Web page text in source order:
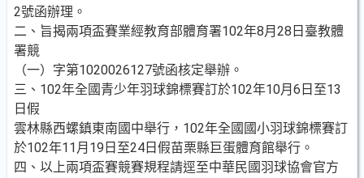
2號函辦理。
二、旨揭兩項盃賽業經教育部體育署102年8月28日臺教體
署競
（一）字第1020026127號函核定舉辦。
三、102年全國青少年羽球錦標賽訂於102年10月6日至13
日假
雲林縣西螺鎮東南國中舉行，102年全國國小羽球錦標賽訂
於102年11月19日至24日假苗栗縣巨蛋體育館舉行。
四、以上兩項盃賽競賽規程請逕至中華民國羽球協會官方